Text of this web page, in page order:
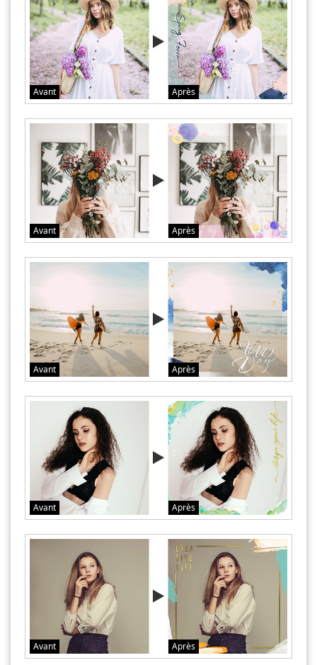
Avant Après
Avant Après
Avant Après
Avant Après
Avant Après